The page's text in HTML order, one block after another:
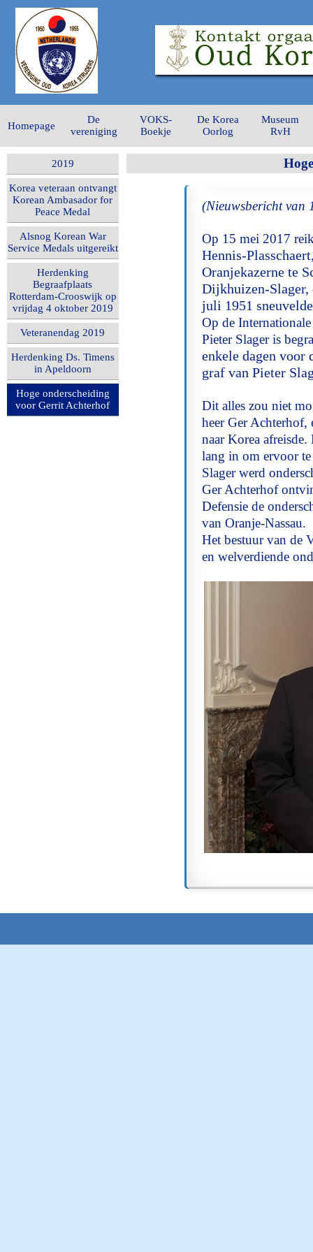
Homepage
De
vereniging
VOKS-
Boekje
De Korea
Oorlog
Museum
RvH
2019
Korea veteraan ontvangt
Korean Ambasador for
Peace Medal
Alsnog Korean War
Service Medals uitgereikt
Herdenking
Begraafplaats
Rotterdam-Crooswijk op
vrijdag 4 oktober 2019
Veteranendag 2019
Herdenking Ds. Timens
in Apeldoorn
Hoge onderscheiding
voor Gerrit Achterhof
(Nieuwsbericht van
Op 15 mei 2017
Hennis-
Oranjekazerne te
Dijkhuizen-Slager,
juli 1951
Op de
Pieter Slager is
enkele dagen
graf van Pieter
Dit alles zou niet
heer Ger Achterhof,
naar Korea
lang in om ervoor
Slager werd
Ger Achterhof
Defensie de
van Oranje-Nassau.
Het bestuur van de
en welverdiende